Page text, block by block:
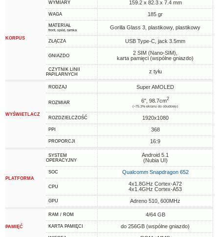
KORPUS
WYMIARY 159.2 x 82.3 x 7.4 mm
WAGA 185 gr
MATERIAŁ
front, spód, ramka Gorilla Glass 3, plastikowy, plastikowy
ZŁĄCZA USB Type-C, jack 3.5mm
GNIAZDO
2 SIM (Nano-SIM),
karta pamięci (wspólne gniazdo)
CZYTNIK LINII
PAPILARNYCH
z tyłu
WYŚWIETLACZ
RODZAJ Super AMOLED
ROZMIAR 6", 98.7cm2
(~75.3% ekranu do obudowy)
ROZDZIELCZOŚĆ 1920x1080
PPI 368
PROPORCJI 16:9
PLATFORMA
SYSTEM
OPERACYJNY
Android 5.1
(Nubia UI)
SOC Qualcomm Snapdragon 652
CPU
4x1.8GHz Cortex-A72
4x1.4GHz Cortex-A53
GPU Adreno 510, 600MHz
PAMIĘĆ
RAM / ROM 4/64 GB
KARTA PAMIĘCI do 256GB (wspólne gniazdo)